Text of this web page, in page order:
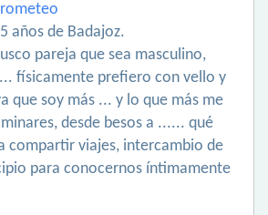
años de Badajoz.
pareja que sea masculino,
físicamente prefiero con vello y
que soy más ... y lo que más me
desde besos a ...... qué
compartir viajes, intercambio de
para conocernos íntimamente